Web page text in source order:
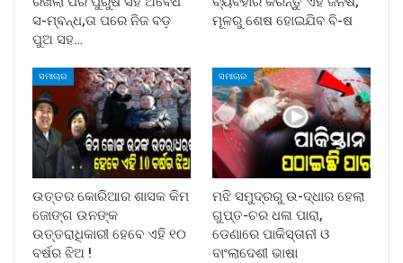
ସ-ମ୍ବନ୍ଧ,ତା ପରେ ନିଜ ବଡ଼
ପୁଅ ସହ…
ମୂଳରୁ ଶେଷ ହୋଇଯିବ ବି-ଷ
ସମାଚାର
ଉତ୍ତର କୋରିଆର ଶାସକ କିମ
ଜୋଙ୍ଗ ଉନଙ୍କ
ଉତ୍ତରାଧିକାରୀ ହେବେ ଏହି ୧୦
ବର୍ଷର ଝିଅ !
ସମାଚାର
ମଝି ସମୁଦ୍ରରୁ ଉ-ଦ୍ଧାର ହେଲା
ଗୁପ୍ତ-ଚର ଧଳା ପାରା,
ଡେଣାରେ ପାକିସ୍ତାନୀ ଓ
ବାଂଲାଦେଶୀ ଭାଷା